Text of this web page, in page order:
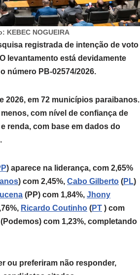
KEBEC NOGUEIRA
registrada de intenção de voto
levantamento está devidamente
número PB-02574/2026.
2026, em 72 municípios paraibanos.
com nível de confiança de
renda, com base em dados do
) aparece na liderança, com 2,65%
) com 2,45%, Cabo Gilberto (PL)
(PP) com 1,84%, Jhony
Ricardo Coutinho (PT ) com
(Podemos) com 1,23%, completando
ou preferiram não responder,